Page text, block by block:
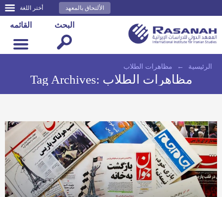
أختر اللغة الألتحاق بالمعهد
القائمه البحث
الرئيسية ← مظاهرات الطلاب
Tag Archives: مظاهرات الطلاب